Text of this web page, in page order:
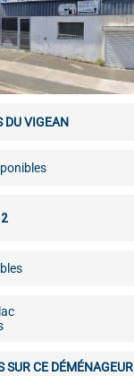
DU VIGEAN
SUR CE DÉMÉNAGEUR